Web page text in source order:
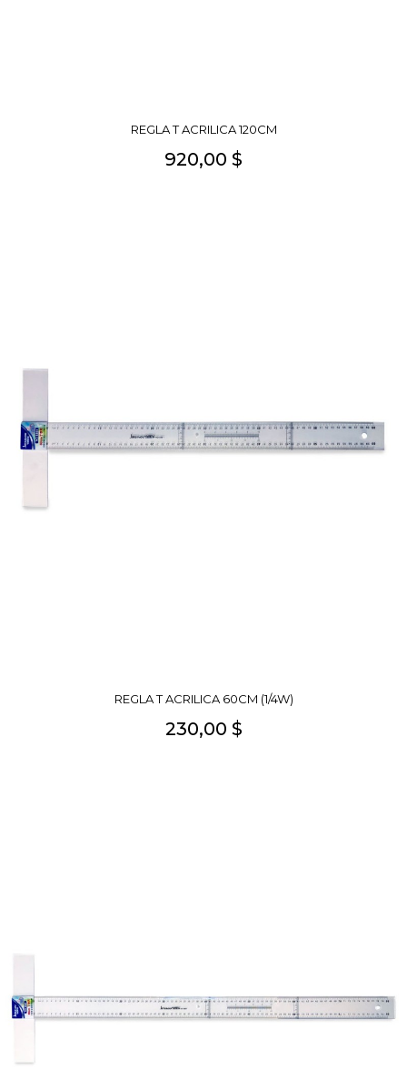
REGLA T ACRILICA 120CM
920,00 $
REGLA T ACRILICA 60CM (1/4W)
230,00 $